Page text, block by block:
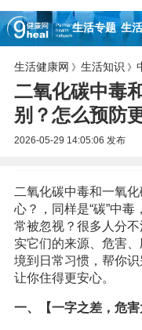
生活专题 生
生活健康网 》 生活知识 》
二氧化碳中毒
别？怎么预防
2026-05-29 14:05:06 发布
二氧化碳中毒和一氧
心？，同样是“碳”中
常被忽视？很多人分
实它们的来源、危害
境到日常习惯，帮你
让你住得更安心。
一、【一字之差，危